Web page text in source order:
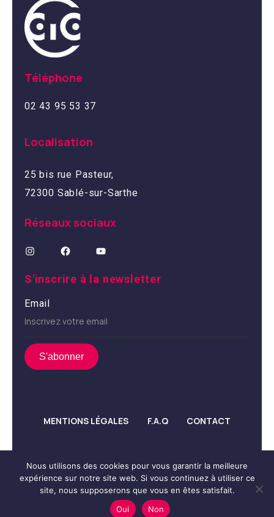
Téléphone
02 43 95 53 37
Localisation
25 bis rue Pasteur,
72300 Sablé-sur-Sarthe
Réseaux sociaux
S'inscrire à la newsletter
Email
MENTIONS LÉGALES F.A.Q CONTACT
© Propulsé parRéulys
Nous utilisons des cookies pour vous garantir la meilleure
expérience sur notre site web. Si vous continuez à utiliser ce
site, nous supposerons que vous en êtes satisfait.
Oui
Non